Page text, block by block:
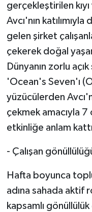
gerçekleştirilen
Avcı'nın
gelen şirket
çekerek doğal
Dünyanın zorlu
'Ocean's Seven'ı
yüzücülerden
çekmek amacıyla
etkinliğe anlam
- Çalışan
Hafta boyunca
adına sahada aktif
kapsamlı